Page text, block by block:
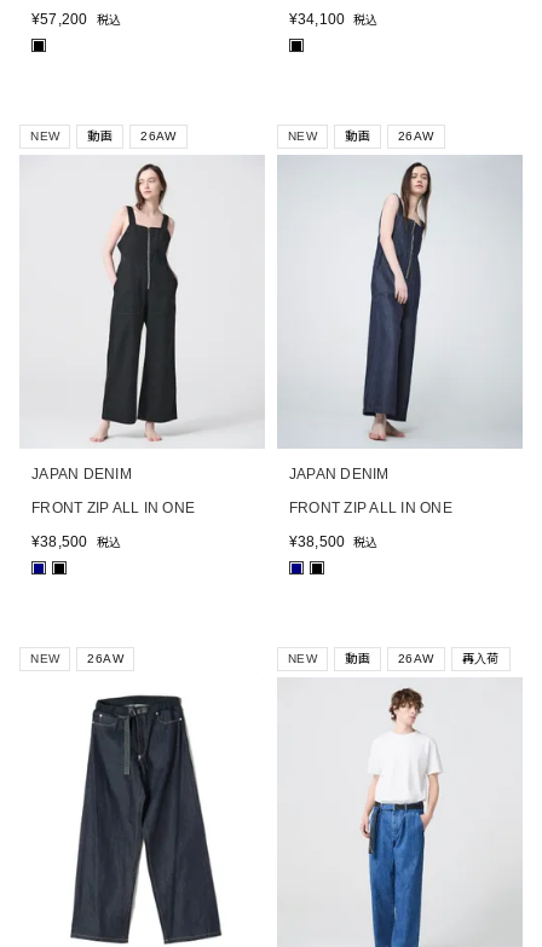
¥57,200 税込
■
¥34,100 税込
■
NEW 動画 26AW
JAPAN DENIM
FRONT ZIP ALL IN ONE
¥38,500 税込
■ ■
NEW 動画 26AW
JAPAN DENIM
FRONT ZIP ALL IN ONE
¥38,500 税込
■ ■
NEW 26AW NEW 動画 26AW 再入荷